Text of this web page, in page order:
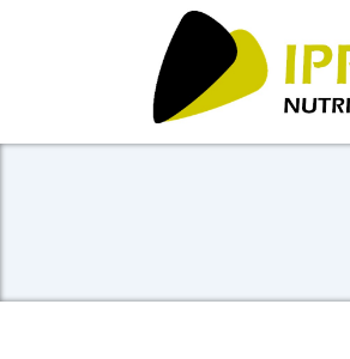
Panneau de gestion des cookies